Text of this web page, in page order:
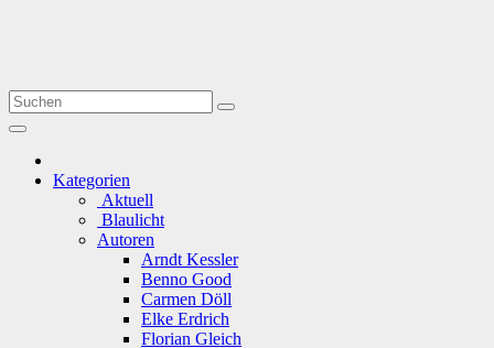
Kategorien
Aktuell
Blaulicht
Autoren
Arndt Kessler
Benno Good
Carmen Döll
Elke Erdrich
Florian Gleich